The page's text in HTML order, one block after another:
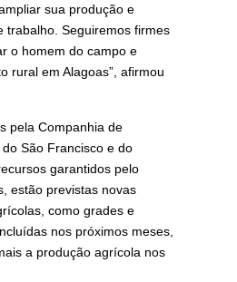
sua produção e
trabalho. Seguiremos firmes
o homem do campo e
rural em Alagoas”, afirmou
pela Companhia de
São Francisco e do
garantidos pelo
estão previstas novas
como grades e
nos próximos meses,
a produção agrícola nos